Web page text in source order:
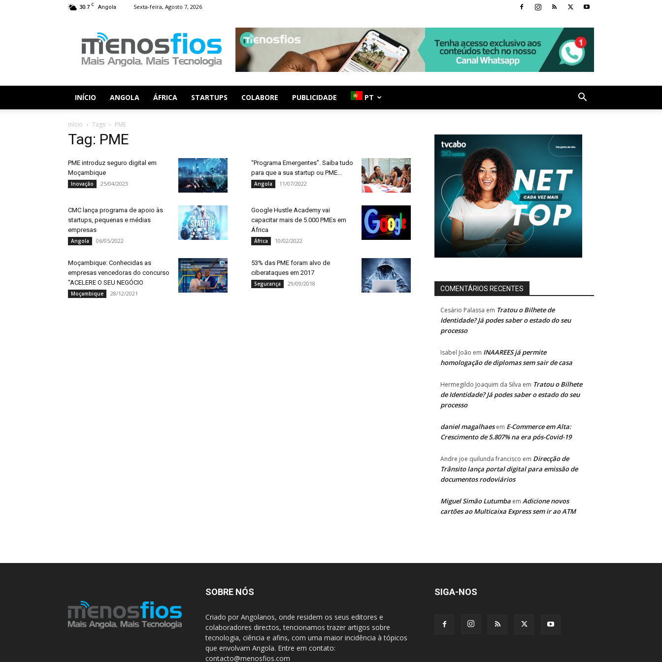
30.7 C Angola Sexta-feira, Agosto 7, 2026
Fios
INÍCIO ANGOLA ÁFRICA STARTUPS COLABORE PUBLICIDADE PT
Início Tags PME
Tag: PME
PME introduz seguro digital em
Moçambique
Inovação 25/04/2023
“Programa Emergentes”. Saiba tudo
para que a sua startup ou PME...
Angola 11/07/2022
CMC lança programa de apoio às
startups, pequenas e médias
empresas
Angola 06/05/2022
Google Hustle Academy vai
capacitar mais de 5.000 PMEs em
África
África 10/02/2022
Moçambique: Conhecidas as
empresas vencedoras do concurso
“ACELERE O SEU NEGÓCIO
Moçambique 28/12/2021
53% das PME foram alvo de
ciberataques em 2017
Segurança 29/09/2018
COMENTÁRIOS RECENTES
Cesário Palassa em Tratou o Bilhete de
Identidade? Já podes saber o estado do seu
processo
Isabel João em INAAREES já permite
homologação de diplomas sem sair de casa
Hermegildo Joaquim da Silva em Tratou o Bilhete
de Identidade? Já podes saber o estado do seu
processo
daniel magalhaesem E-Commerce em Alta:
Crescimento de 5.807% na era pós-Covid-19
Andre joe quilunda francisco em Direcção de
Trânsito lança portal digital para emissão de
documentos rodoviários
Miguel Simão Lutumba em Adicione novos
cartões ao Multicaixa Express sem ir ao ATM
SOBRE NÓS
Criado por Angolanos, onde residem os seus editores e
colaboradores directos, tencionamos trazer artigos sobre
tecnologia, ciência e afins, com uma maior incidência à tópicos
que envolvam Angola. Entre em contato:
contacto@menosfios.com
SIGA-NOS